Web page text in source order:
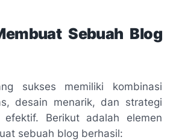
Sebuah Blog
sukses memiliki kombinasi
desain menarik, dan strategi
efektif. Berikut adalah elemen
sebuah blog berhasil: